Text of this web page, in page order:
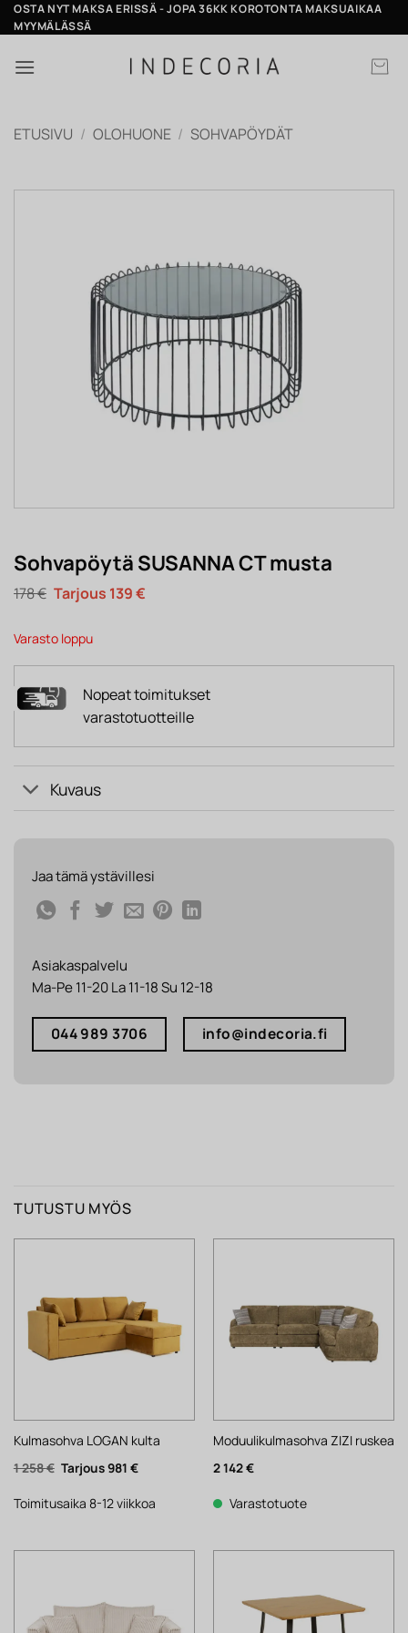
Skip
to
OSTA NYT MAKSA ERISSÄ - JOPA 36KK KOROTONTA MAKSUAIKAA
MYYMÄLÄSSÄ
ETUSIVU / OLOHUONE / SOHVAPÖYDÄT
Sohvapöytä SUSANNA CT musta
178€ Alkuperäinen
hinta
178 €.
139€Nykyinen
Varasto loppu
Nopeat toimitukset
varastotuotteille
Kuvaus
Jaa tämä ystävillesi
Asiakaspalvelu
Ma-Pe 11-20 La 11-18 Su 12-18
044 989 3706 info@indecoria.fi
TUTUSTU MYÖS
Kulmasohva LOGAN kulta
1 258€ Alkuperäinen
hinta
1
258 €.
981 €Nykyinen
981 €.
Toimitusaika 8-12 viikkoa
Moduulikulmasohva ZIZI ruskea
2 142€
Varastotuote